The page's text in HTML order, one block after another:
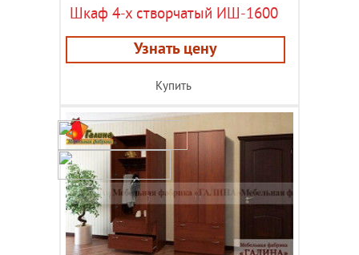
Шкаф 4-х створчатый ИШ-1600
Узнать цену
Купить